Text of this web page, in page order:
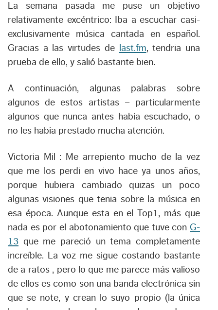
La semana pasada me puse un objetivo
relativamente excéntrico: Iba a escuchar casi-
exclusivamente música cantada en español.
Gracias a las virtudes de
last.fm, tendria una
prueba de ello, y salió bastante bien.
A continuación, algunas palabras sobre
algunos de estos artistas – particularmente
algunos que nunca antes habia escuchado, o
no les habia prestado mucha atención.
Victoria Mil : Me arrepiento mucho de la vez
que me los perdi en vivo hace ya unos años,
porque hubiera cambiado quizas un poco
algunas visiones que tenia sobre la música en
esa época. Aunque esta en el Top1, más que
nada es por el abotonamiento que tuve con G-
13 que me pareció un tema completamente
increíble. La voz me sigue costando bastante
de a ratos , pero lo que me parece más valioso
de ellos es como son una banda electrónica sin
que se note, y crean lo suyo propio (la única